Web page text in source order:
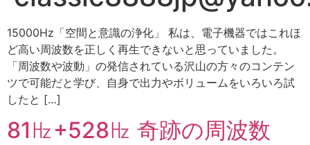
15000Hz「空間と意識の浄化」 私は、電子機器ではこれほ
ど高い周波数を正しく再生できないと思っていました。
「周波数や波動」の発信されている沢山の方々のコンテン
ツで可能だと学び、自身で出力やボリュームをいろいろ試
したと […]
81㎐+528㎐ 奇跡の周波数